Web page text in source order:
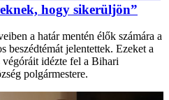
hogy sikerüljön”
a határ mentén élők számára a
beszédtémát jelentettek. Ezeket a
végóráit idézte fel a Bihari
polgármestere.